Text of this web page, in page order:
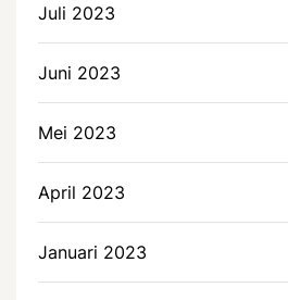
Juli 2023
Juni 2023
Mei 2023
April 2023
Januari 2023